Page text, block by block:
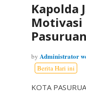
Kapolda
Motivasi
by Administrator
Berita Hari ini
KOTA